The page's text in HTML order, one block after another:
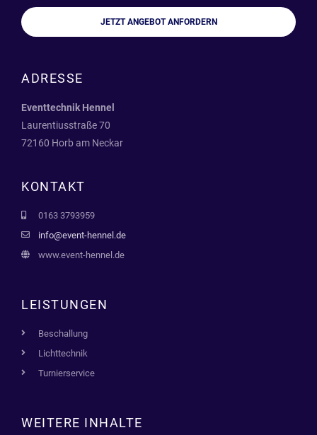
JETZT ANGEBOT ANFORDERN
ADRESSE
Eventtechnik Hennel
Laurentiusstraße 70
72160 Horb am Neckar
KONTAKT
0163 3793959
info@event-hennel.de
www.event-hennel.de
LEISTUNGEN
Beschallung
Lichttechnik
Turnierservice
WEITERE INHALTE